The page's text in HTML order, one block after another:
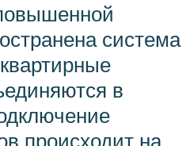
система
в
происходит на